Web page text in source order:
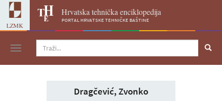
LZMK
Hrvatska tehnička enciklopedija
portal hrvatske tehničke baštine
Navigacija
Dragčević, Zvonko